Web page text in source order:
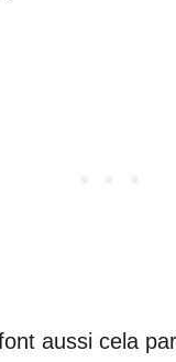
aussi cela